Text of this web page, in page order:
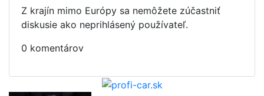
Z krajín mimo Európy sa nemôžete zúčastniť
diskusie ako neprihlásený používateľ.
0 komentárov